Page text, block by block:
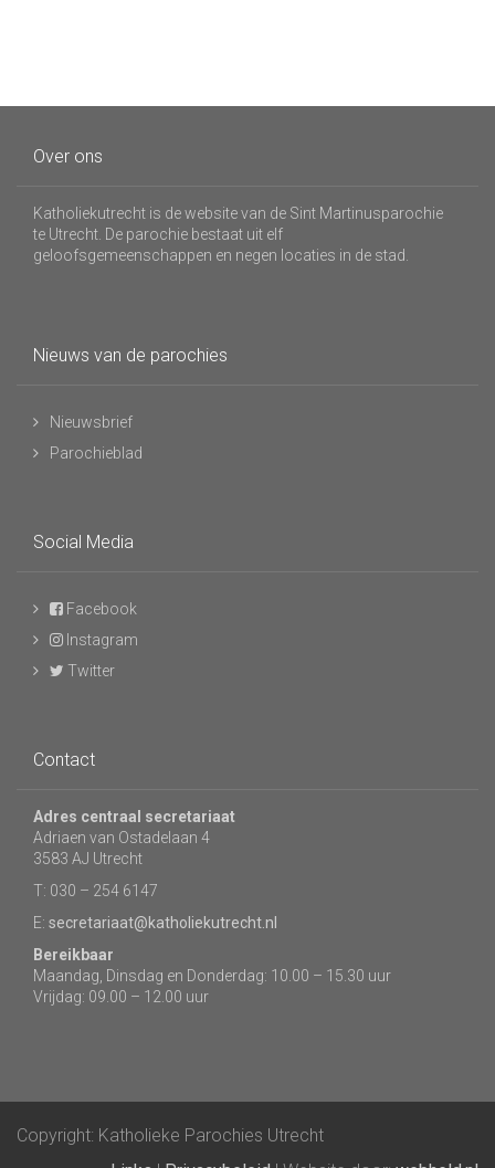
Over ons
Katholiekutrecht is de website van de Sint Martinusparochie
te Utrecht. De parochie bestaat uit elf
geloofsgemeenschappen en negen locaties in de stad.
Nieuws van de parochies
Nieuwsbrief
Parochieblad
Social Media
Facebook
Instagram
Twitter
Contact
Adres centraal secretariaat
Adriaen van Ostadelaan 4
3583 AJ Utrecht
T: 030 – 254 6147
E: secretariaat@katholiekutrecht.nl
Bereikbaar
Maandag, Dinsdag en Donderdag: 10.00 – 15.30 uur
Vrijdag: 09.00 – 12.00 uur
Copyright: Katholieke Parochies Utrecht